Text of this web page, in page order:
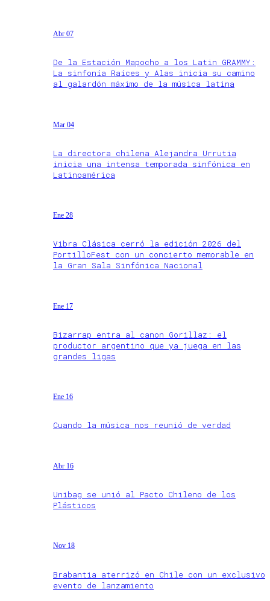
Abr 07
De la Estación Mapocho a los Latin GRAMMY:
La sinfonía Raíces y Alas inicia su camino
al galardón máximo de la música latina
Mar 04
La directora chilena Alejandra Urrutia
inicia una intensa temporada sinfónica en
Latinoamérica
Ene 28
Vibra Clásica cerró la edición 2026 del
PortilloFest con un concierto memorable en
la Gran Sala Sinfónica Nacional
Ene 17
Bizarrap entra al canon Gorillaz: el
productor argentino que ya juega en las
grandes ligas
Ene 16
Cuando la música nos reunió de verdad
Abr 16
Unibag se unió al Pacto Chileno de los
Plásticos
Nov 18
Brabantia aterrizó en Chile con un exclusivo
evento de lanzamiento